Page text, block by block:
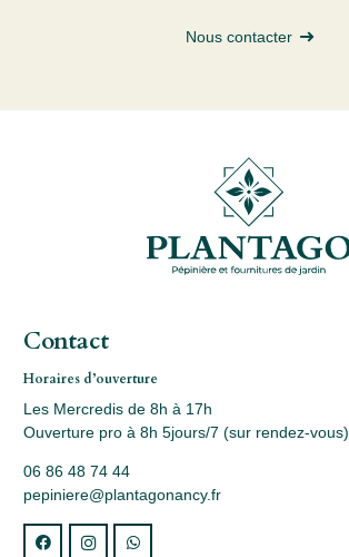
Nous contacter
Contact
Horaires d’ouverture
Les Mercredis de 8h à 17h
Ouverture pro à 8h 5jours/7 (sur rendez-vous)
06 86 48 74 44
pepiniere@plantagonancy.fr